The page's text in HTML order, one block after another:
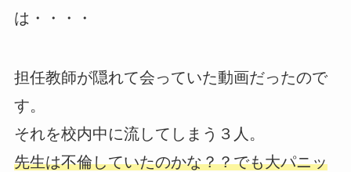
は・・・・
担任教師が隠れて会っていた動画だったので
す。
それを校内中に流してしまう３人。
先生は不倫していたのかな？？でも大パニッ